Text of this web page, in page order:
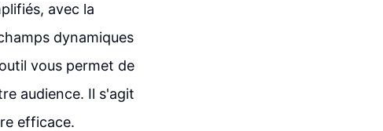
avec la
dynamiques
vous permet de
audience. Il s'agit
efficace.